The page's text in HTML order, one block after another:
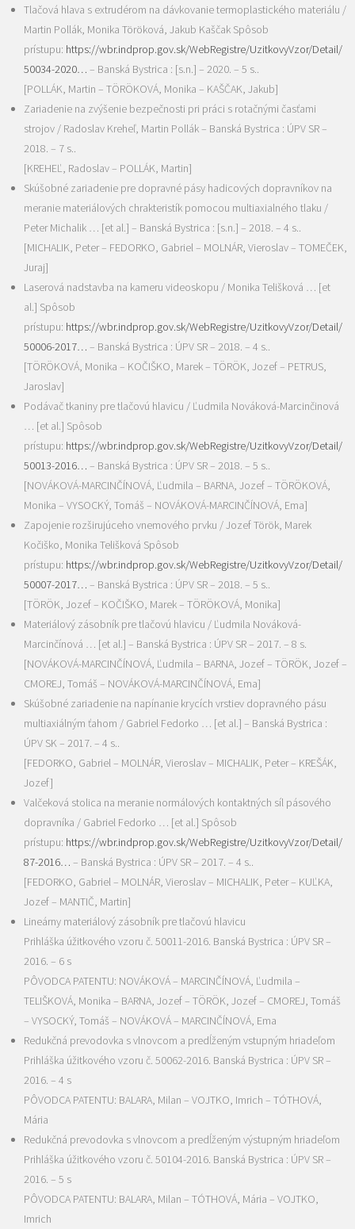
Tlačová hlava s extrudérom na dávkovanie termoplastického materiálu /
Martin Pollák, Monika Töröková, Jakub Kaščak Spôsob
prístupu: https://wbr.indprop.gov.sk/WebRegistre/UzitkovyVzor/Detail/
50034-2020… – Banská Bystrica : [s.n.] – 2020. – 5 s..
[POLLÁK, Martin – TÖRÖKOVÁ, Monika – KAŠČAK, Jakub]
Zariadenie na zvýšenie bezpečnosti pri práci s rotačnými časťami
strojov / Radoslav Kreheľ, Martin Pollák – Banská Bystrica : ÚPV SR –
2018. – 7 s..
[KREHEĽ, Radoslav – POLLÁK, Martin]
Skúšobné zariadenie pre dopravné pásy hadicových dopravníkov na
meranie materiálových chrakteristík pomocou multiaxialného tlaku /
Peter Michalik … [et al.] – Banská Bystrica : [s.n.] – 2018. – 4 s..
[MICHALIK, Peter – FEDORKO, Gabriel – MOLNÁR, Vieroslav – TOMEČEK,
Juraj]
Laserová nadstavba na kameru videoskopu / Monika Telišková … [et
al.] Spôsob
prístupu: https://wbr.indprop.gov.sk/WebRegistre/UzitkovyVzor/Detail/
50006-2017… – Banská Bystrica : ÚPV SR – 2018. – 4 s..
[TÖRÖKOVÁ, Monika – KOČIŠKO, Marek – TÖRÖK, Jozef – PETRUS,
Jaroslav]
Podávač tkaniny pre tlačovú hlavicu / Ľudmila Nováková-Marcinčinová
… [et al.] Spôsob
prístupu: https://wbr.indprop.gov.sk/WebRegistre/UzitkovyVzor/Detail/
50013-2016… – Banská Bystrica : ÚPV SR – 2018. – 5 s..
[NOVÁKOVÁ-MARCINČÍNOVÁ, Ľudmila – BARNA, Jozef – TÖRÖKOVÁ,
Monika – VYSOCKÝ, Tomáš – NOVÁKOVÁ-MARCINČÍNOVÁ, Ema]
Zapojenie rozširujúceho vnemového prvku / Jozef Török, Marek
Kočiško, Monika Telišková Spôsob
prístupu: https://wbr.indprop.gov.sk/WebRegistre/UzitkovyVzor/Detail/
50007-2017… – Banská Bystrica : ÚPV SR – 2018. – 5 s..
[TÖRÖK, Jozef – KOČIŠKO, Marek – TÖRÖKOVÁ, Monika]
Materiálový zásobník pre tlačovú hlavicu / Ľudmila Nováková-
Marcinčínová … [et al.] – Banská Bystrica : ÚPV SR – 2017. – 8 s.
[NOVÁKOVÁ-MARCINČÍNOVÁ, Ľudmila – BARNA, Jozef – TÖRÖK, Jozef –
CMOREJ, Tomáš – NOVÁKOVÁ-MARCINČÍNOVÁ, Ema]
Skúšobné zariadenie na napínanie krycích vrstiev dopravného pásu
multiaxiálným ťahom / Gabriel Fedorko … [et al.] – Banská Bystrica :
ÚPV SK – 2017. – 4 s..
[FEDORKO, Gabriel – MOLNÁR, Vieroslav – MICHALIK, Peter – KREŠÁK,
Jozef]
Valčeková stolica na meranie normálových kontaktných síl pásového
dopravníka / Gabriel Fedorko … [et al.] Spôsob
prístupu: https://wbr.indprop.gov.sk/WebRegistre/UzitkovyVzor/Detail/
87-2016… – Banská Bystrica : ÚPV SR – 2017. – 4 s..
[FEDORKO, Gabriel – MOLNÁR, Vieroslav – MICHALIK, Peter – KUĽKA,
Jozef – MANTIČ, Martin]
Lineárny materiálový zásobník pre tlačovú hlavicu
Prihláška úžitkového vzoru č. 50011-2016. Banská Bystrica : ÚPV SR –
2016. – 6 s
PÔVODCA PATENTU: NOVÁKOVÁ – MARCINČÍNOVÁ, Ľudmila –
TELIŠKOVÁ, Monika – BARNA, Jozef – TÖRÖK, Jozef – CMOREJ, Tomáš
– VYSOCKÝ, Tomáš – NOVÁKOVÁ – MARCINČÍNOVÁ, Ema
Redukčná prevodovka s vlnovcom a predĺženým vstupným hriadeľom
Prihláška úžitkového vzoru č. 50062-2016. Banská Bystrica : ÚPV SR –
2016. – 4 s
PÔVODCA PATENTU: BALARA, Milan – VOJTKO, Imrich – TÓTHOVÁ,
Mária
Redukčná prevodovka s vlnovcom a predĺženým výstupným hriadeľom
Prihláška úžitkového vzoru č. 50104-2016. Banská Bystrica : ÚPV SR –
2016. – 5 s
PÔVODCA PATENTU: BALARA, Milan – TÓTHOVÁ, Mária – VOJTKO,
Imrich